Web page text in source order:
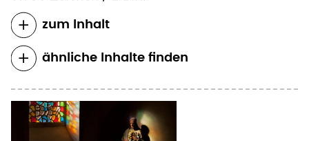
zum Inhalt
ähnliche Inhalte finden